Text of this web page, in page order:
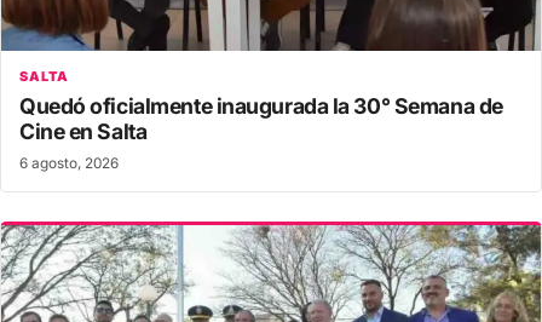
SALTA
Quedó oficialmente inaugurada la 30° Semana de
Cine en Salta
6 agosto, 2026